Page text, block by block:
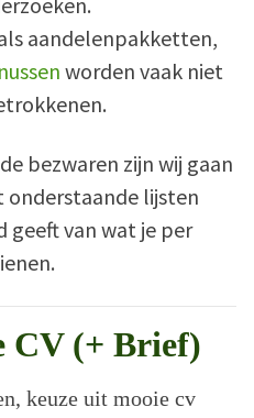
aandelenpakketten,
worden vaak niet
bezwaren zijn wij gaan
onderstaande lijsten
geeft van wat je per
CV (+ Brief)
keuze uit mooie cv